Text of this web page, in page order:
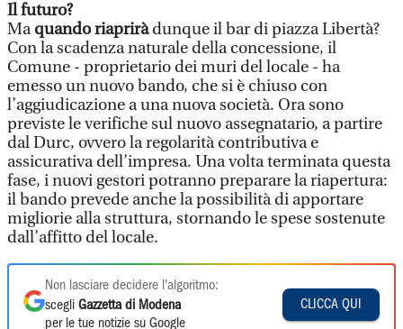
Il futuro?
Maquando riapriràdunque il bar di piazza Libertà?
Con la scadenza naturale della concessione, il
Comune - proprietario dei muri del locale - ha
emesso un nuovo bando, che si è chiuso con
l’aggiudicazione a una nuova società. Ora sono
previste le verifiche sul nuovo assegnatario, a partire
dal Durc, ovvero la regolarità contributiva e
assicurativa dell’impresa. Una volta terminata questa
fase, i nuovi gestori potranno preparare la riapertura:
il bando prevede anche la possibilità di apportare
migliorie alla struttura, stornando le spese sostenute
dall’affitto del locale.
Non lasciare decidere l'algoritmo:
scegli Gazzetta di Modena
per le tue notizie su Google
CLICCA QUI